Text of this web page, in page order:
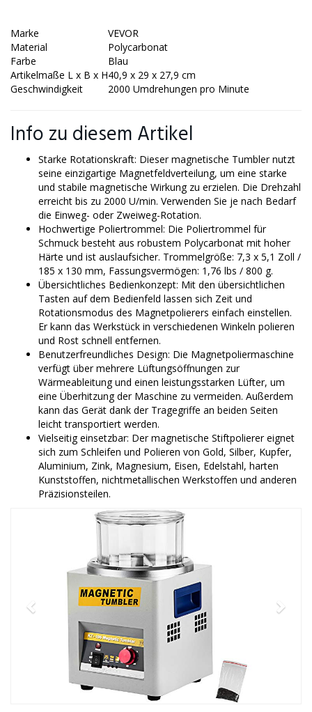
Marke
VEVOR
Material
Polycarbonat
Farbe
Blau
Artikelmaße L x B x H40,9 x 29 x 27,9 cm
Geschwindigkeit
2000 Umdrehungen pro Minute
Info zu diesem Artikel
Starke Rotationskraft: Dieser magnetische Tumbler nutzt
seine einzigartige Magnetfeldverteilung, um eine starke
und stabile magnetische Wirkung zu erzielen. Die Drehzahl
erreicht bis zu 2000 U/min. Verwenden Sie je nach Bedarf
die Einweg- oder Zweiweg-Rotation.
Hochwertige Poliertrommel: Die Poliertrommel für
Schmuck besteht aus robustem Polycarbonat mit hoher
Härte und ist auslaufsicher. Trommelgröße: 7,3 x 5,1 Zoll /
185 x 130 mm, Fassungsvermögen: 1,76 lbs / 800 g.
Übersichtliches Bedienkonzept: Mit den übersichtlichen
Tasten auf dem Bedienfeld lassen sich Zeit und
Rotationsmodus des Magnetpolierers einfach einstellen.
Er kann das Werkstück in verschiedenen Winkeln polieren
und Rost schnell entfernen.
Benutzerfreundliches Design: Die Magnetpoliermaschine
verfügt über mehrere Lüftungsöffnungen zur
Wärmeableitung und einen leistungsstarken Lüfter, um
eine Überhitzung der Maschine zu vermeiden. Außerdem
kann das Gerät dank der Tragegriffe an beiden Seiten
leicht transportiert werden.
Vielseitig einsetzbar: Der magnetische Stiftpolierer eignet
sich zum Schleifen und Polieren von Gold, Silber, Kupfer,
Aluminium, Zink, Magnesium, Eisen, Edelstahl, harten
Kunststoffen, nichtmetallischen Werkstoffen und anderen
Präzisionsteilen.